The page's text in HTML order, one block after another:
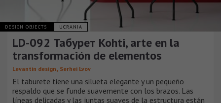
DESIGN OBJECTS UCRANIA
LD-092 Табурет Kohti, arte en la
transformación de elementos
Levantin design, Serhei Lvov
El taburete tiene una silueta elegante y un pequeño
respaldo que se funde suavemente con los brazos. Las
líneas delicadas y las juntas suaves de la estructura están